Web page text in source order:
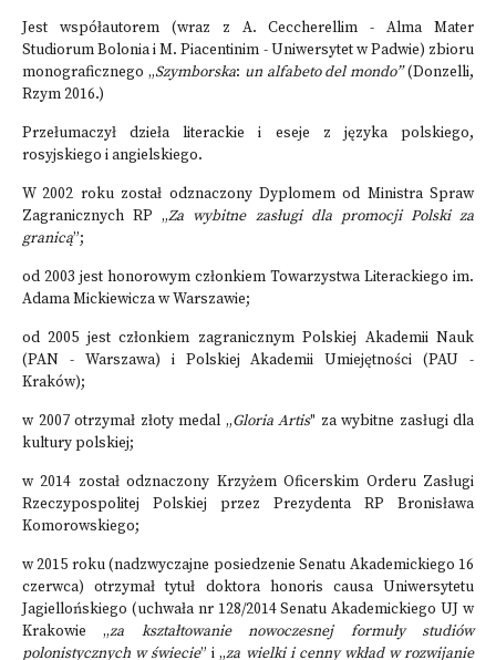
Jest współautorem (wraz z A. Ceccherellim - Alma Mater
Studiorum Bolonia i M. Piacentinim - Uniwersytet w Padwie) zbioru
monograficznego „Szymborska: un alfabeto del mondo”(Donzelli,
Rzym 2016.)
Przełumaczył dzieła literackie i eseje z języka polskiego,
rosyjskiego i angielskiego.
W 2002 roku został odznaczony Dyplomem od Ministra Spraw
Zagranicznych RP „Za wybitne zasługi dla promocji Polski za
granicą”;
od 2003 jest honorowym członkiem Towarzystwa Literackiego im.
Adama Mickiewicza w Warszawie;
od 2005 jest członkiem zagranicznym Polskiej Akademii Nauk
(PAN - Warszawa) i Polskiej Akademii Umiejętności (PAU -
Kraków);
w 2007 otrzymał złoty medal „Gloria Artis" za wybitne zasługi dla
kultury polskiej;
w 2014 został odznaczony Krzyżem Oficerskim Orderu Zasługi
Rzeczypospolitej Polskiej przez Prezydenta RP Bronisława
Komorowskiego;
w 2015 roku (nadzwyczajne posiedzenie Senatu Akademickiego 16
czerwca) otrzymał tytuł doktora honoris causa Uniwersytetu
Jagiellońskiego (uchwała nr 128/2014 Senatu Akademickiego UJ w
Krakowie „za kształtowanie nowoczesnej formuły studiów
polonistycznych w świecie” i „za wielki i cenny wkład w rozwijanie